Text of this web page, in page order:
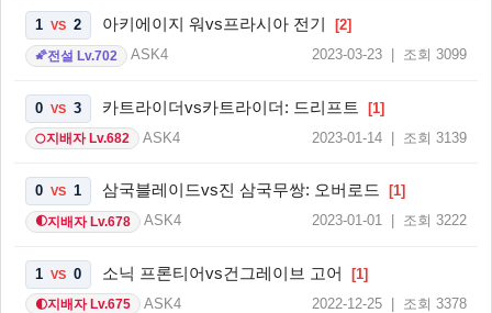
1 VS 2 아키에이지 워vs프라시아 전기 [2]
🌠전설 Lv.702 ASK4 2023-03-23 | 조회 3099
0 VS 3 카트라이더vs카트라이더: 드리프트 [1]
🌕지배자 Lv.682 ASK4 2023-01-14 | 조회 3139
0 VS 1 삼국블레이드vs진 삼국무쌍: 오버로드 [1]
🌓지배자 Lv.678 ASK4 2023-01-01 | 조회 3222
1 VS 0 소닉 프론티어vs건그레이브 고어 [1]
🌓지배자 Lv.675 ASK4 2022-12-25 | 조회 3378